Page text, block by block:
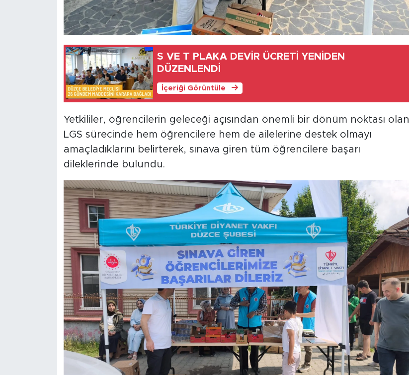
S VE T PLAKA DEVİR ÜCRETİ YENİDEN
DÜZENLENDİ
İçeriği Görüntüle
Yetkililer, öğrencilerin geleceği açısından önemli bir dönüm noktası olan
LGS sürecinde hem öğrencilere hem de ailelerine destek olmayı
amaçladıklarını belirterek, sınava giren tüm öğrencilere başarı
dileklerinde bulundu.